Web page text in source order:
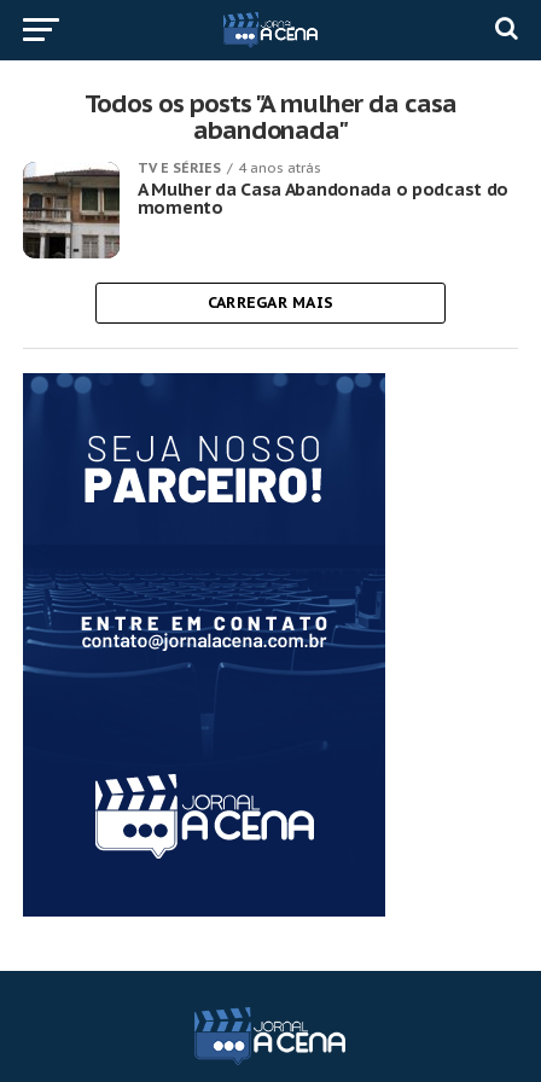
Todos os posts "A mulher da casa
abandonada"
TV E SÉRIES 4 anos atrás
A Mulher da Casa Abandonada o podcast do
momento
CARREGAR MAIS